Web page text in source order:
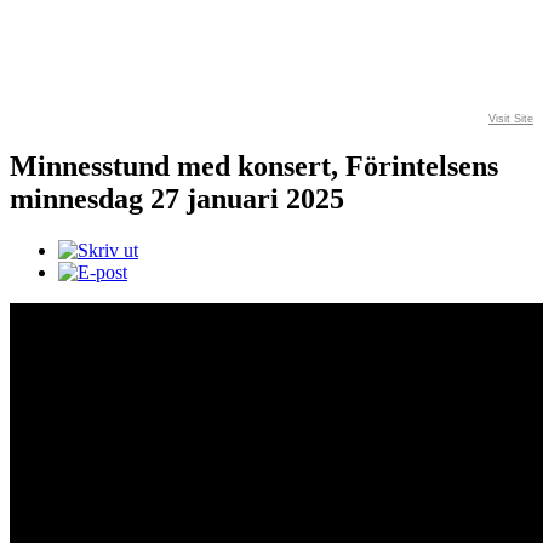
Visit Site
Minnesstund med konsert, Förintelsens
minnesdag 27 januari 2025